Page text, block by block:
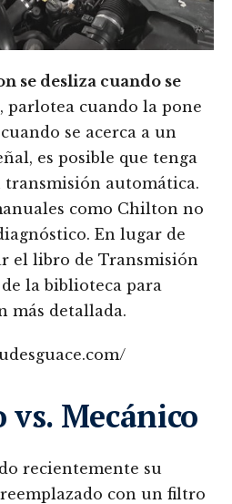
se desliza cuando se
, parlotea cuando la pone
se acerca a un
es posible que tenga
transmisión automática.
como Chilton no
En lugar de
el libro de Transmisión
la biblioteca para
más detallada.
Mecánico
recientemente su
con un filtro